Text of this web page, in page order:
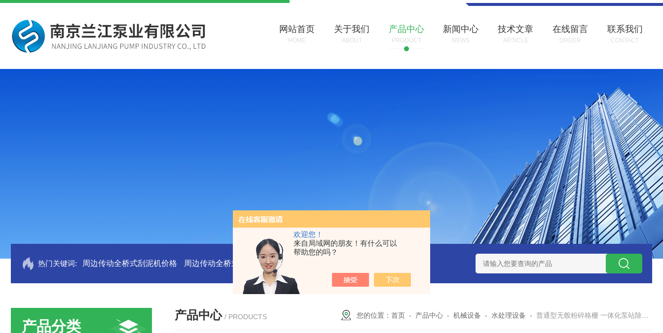
欢迎您！
来自局域网的朋友！有什么可以
帮助您的吗？
网站首页
HOME
关于我们
ABOUT
产品中心
PRODUCT
新闻中心
NEWS
技术文章
ARTICLE
在线留言
ORDER
联系我们
CONTACT
热门关键词: 周边传动全桥式刮泥机价格 周边传动全桥式刮泥机 周边传动半桥式刮泥机安装 周边传动半桥式刮泥机选型 周边传动半桥式刮泥机
产品分类
产品中心 / PRODUCTS 您的位置：首页 - 产品中心 -机械设备 - 水处理设备 -普通型无毂粉碎格栅 一体化泵站除污机 布片木片防堵塞设备 兰江水